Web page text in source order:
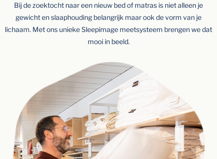
Bij de zoektocht naar een nieuw bed of matras is niet alleen je
gewicht en slaaphouding belangrijk maar ook de vorm van je
lichaam. Met ons unieke Sleepimage meetsysteem brengen we dat
mooi in beeld.